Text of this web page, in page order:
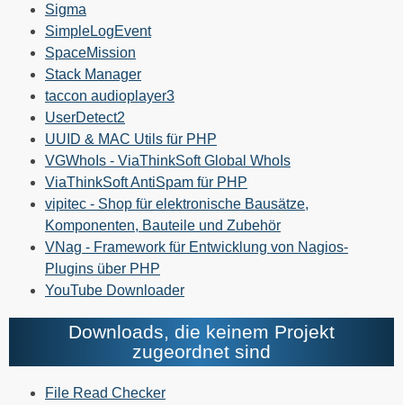
Sigma
SimpleLogEvent
SpaceMission
Stack Manager
taccon audioplayer3
UserDetect2
UUID & MAC Utils für PHP
VGWhoIs - ViaThinkSoft Global WhoIs
ViaThinkSoft AntiSpam für PHP
vipitec - Shop für elektronische Bausätze,
Komponenten, Bauteile und Zubehör
VNag - Framework für Entwicklung von Nagios-
Plugins über PHP
YouTube Downloader
Downloads, die keinem Projekt
zugeordnet sind
File Read Checker